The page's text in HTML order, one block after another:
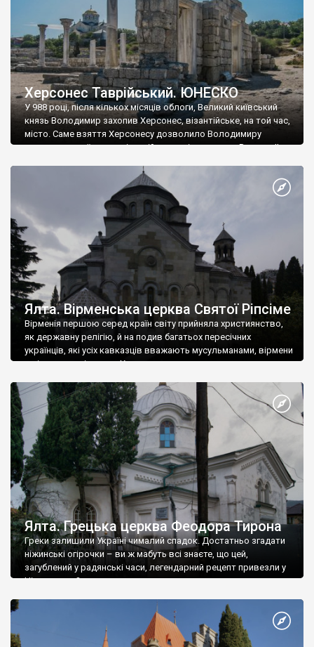
Херсонес Таврійський. ЮНЕСКО
У 988 році, після кількох місяців облоги, Великий київський
князь Володимир захопив Херсонес, візантійське, на той час,
місто. Саме взяття Херсонесу дозволило Володимиру
диктувати свої умови візантійському імператору Василю ІІ, та
Херсонесі Володимир-язичник, став Василем-християнином.
А потім було Хрещення Русі. На честь Херсонесу Таврійського
Ялта. Вірменська церква Святої Ріпсіме
Вірменія першою серед країн світу прийняла християнство,
як державну релігію, й на подив багатьох пересічних
українців, які усіх кавказців вважають мусульманами, вірмени
є відданими вірянами Христа
Ялта. Грецька церква Феодора Тирона
Греки залишили Україні чималий спадок. Достатньо згадати
ніжинські огірочки – ви ж мабуть всі знаєте, що цей,
загублений у радянські часи, легендарний рецепт привезли у
Ніжин греки?